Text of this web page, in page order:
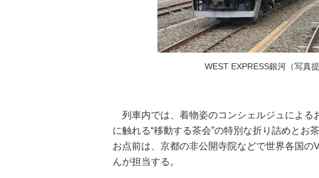
WEST EXPRESS銀河（写真
列車内では、着物姿のコンシェルジュによる
に触れる“移動する茶会”の特別な折り詰めとお
お点前は、京都の非公開寺院などで世界各国の
んが担当する。